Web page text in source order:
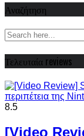
Αναζήτηση
Τελευταία reviews
8.5
[Video